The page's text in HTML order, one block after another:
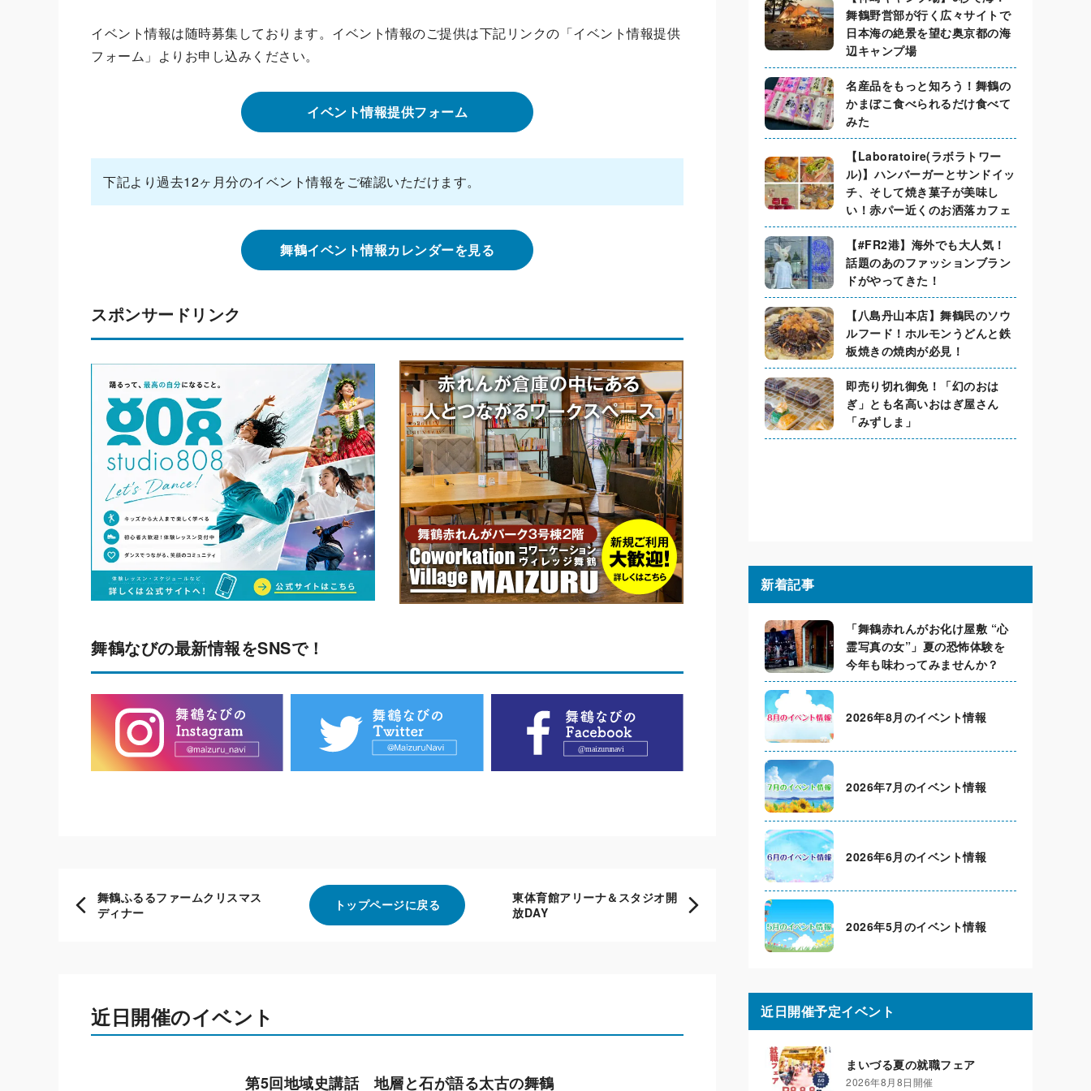
イベント情報は随時募集しております。イベント情報のご提供は下記リンクの「イベント情報提供
フォーム」よりお申し込みください。
イベント情報提供フォーム
下記より過去12ヶ月分のイベント情報をご確認いただけます。
舞鶴イベント情報カレンダーを見る
スポンサードリンク
舞鶴なびの最新情報をSNSで！
舞鶴ふるるファームクリスマス
ディナー
トップページに戻る
東体育館アリーナ＆スタジオ開
放DAY
近日開催のイベント
第5回地域史講話 地層と石が語る太古の舞鶴
舞鶴野営部が行く広々サイトで
日本海の絶景を望む奥京都の海
辺キャンプ場
名産品をもっと知ろう！舞鶴の
かまぼこ食べられるだけ食べて
みた
【Laboratoire(ラボラトワー
ル)】ハンバーガーとサンドイッ
チ、そして焼き菓子が美味し
い！赤パー近くのお洒落カフェ
【#FR2港】海外でも大人気！
話題のあのファッションブラン
ドがやってきた！
【八島丹山本店】舞鶴民のソウ
ルフード！ホルモンうどんと鉄
板焼きの焼肉が必見！
即売り切れ御免！「幻のおは
ぎ」とも名高いおはぎ屋さん
「みずしま」
新着記事
「舞鶴赤れんがお化け屋敷 “心
霊写真の女”」夏の恐怖体験を
今年も味わってみませんか？
2026年8月のイベント情報
2026年7月のイベント情報
2026年6月のイベント情報
2026年5月のイベント情報
近日開催予定イベント
まいづる夏の就職フェア
2026年8月8日開催